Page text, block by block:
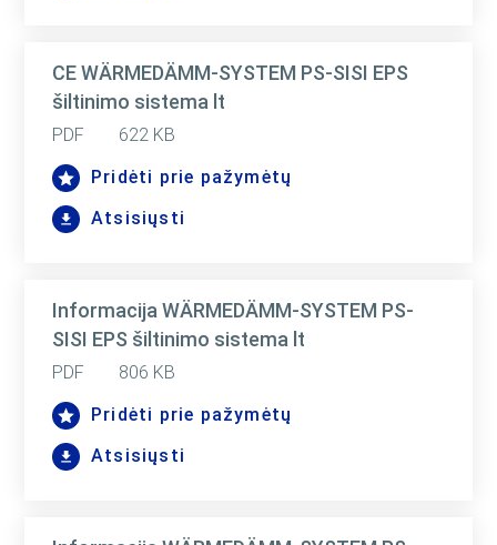
CE WÄRMEDÄMM-SYSTEM PS-SISI EPS
šiltinimo sistema lt
PDF
622 KB
Pridėti prie pažymėtų
Atsisiųsti
Informacija WÄRMEDÄMM-SYSTEM PS-
SISI EPS šiltinimo sistema lt
PDF
806 KB
Pridėti prie pažymėtų
Atsisiųsti